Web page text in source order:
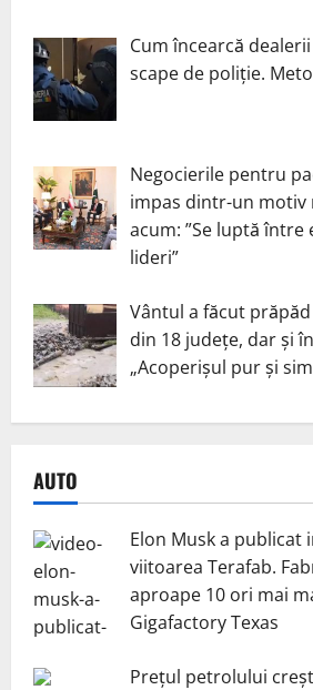
Cum încearcă
scape de poliție.
Negocierile pentru
impas dintr-un motiv
acum: ”Se luptă între
lideri”
Vântul a făcut
din 18 județe, dar și
„Acoperișul pur și
AUTO
Elon Musk a publicat
viitoarea Terafab.
aproape 10 ori mai
Gigafactory Texas
Prețul petrolului